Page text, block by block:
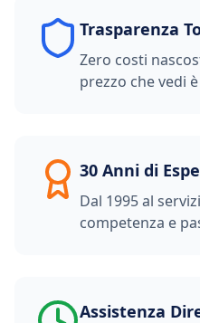
Trasparenza
Zero costi
prezzo che vedi
30 Anni di
Dal 1995 al
competenza e
Assistenza